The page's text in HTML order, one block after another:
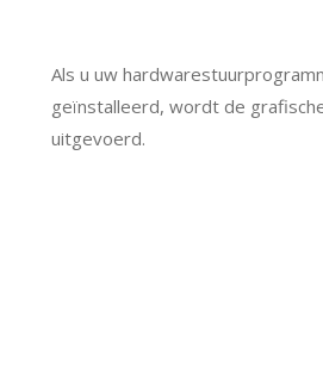
Als u uw
geïnstalleerd, wordt de
uitgevoerd.